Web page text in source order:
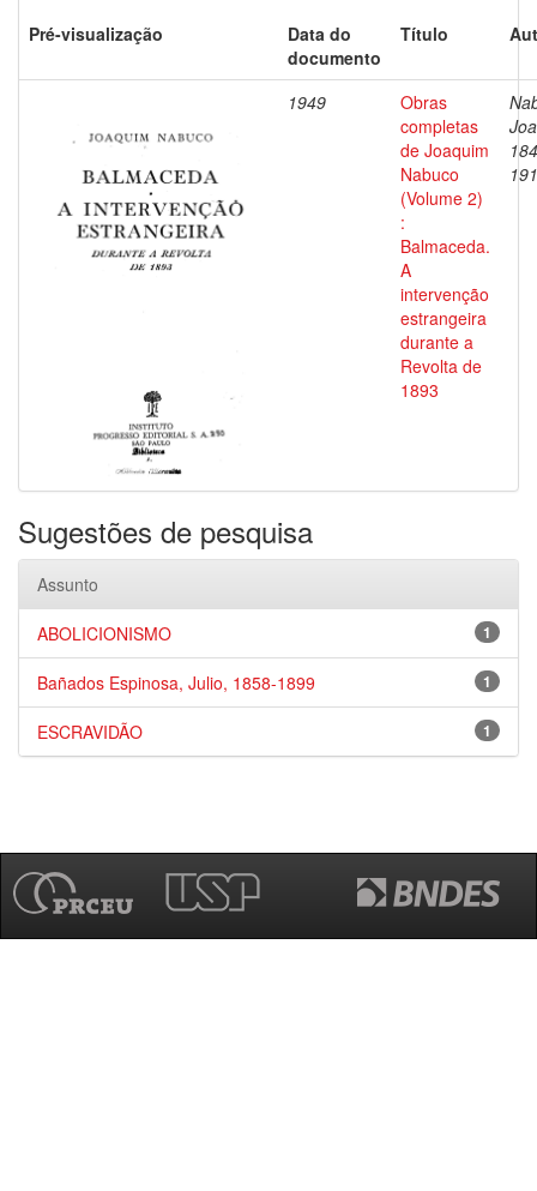
Pré-visualização
Data do
documento
Título
1949
Obras
completas
de Joaquim
Nabuco
(Volume 2)
:
Balmaceda.
A
intervenção
estrangeira
durante a
Revolta de
1893
Sugestões de pesquisa
Assunto
1
ABOLICIONISMO
1
Bañados Espinosa, Julio, 1858-1899
1
ESCRAVIDÃO